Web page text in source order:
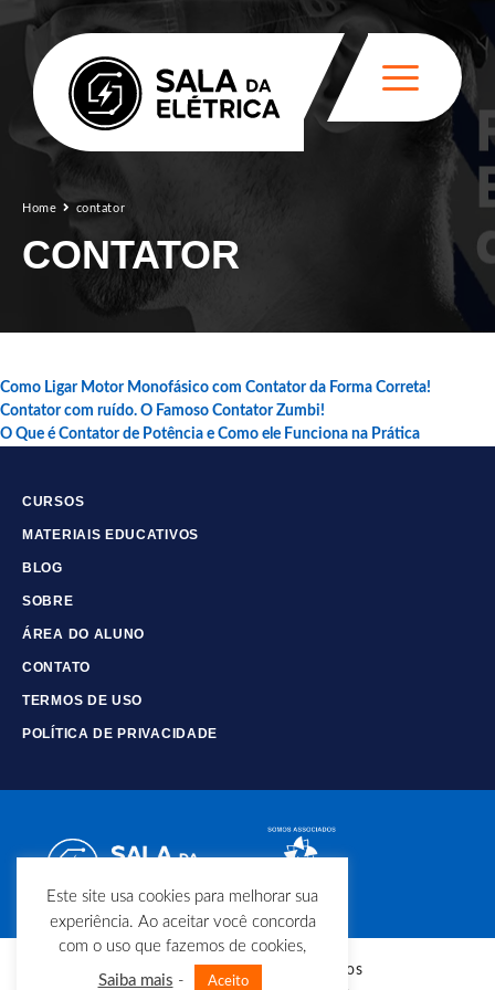
Home contator
CONTATOR
Como Ligar Motor Monofásico com Contator da Forma Correta!
Contator com ruído. O Famoso Contator Zumbi!
O Que é Contator de Potência e Como ele Funciona na Prática
CURSOS
MATERIAIS EDUCATIVOS
BLOG
SOBRE
ÁREA DO ALUNO
CONTATO
TERMOS DE USO
POLÍTICA DE PRIVACIDADE
© Copyright - Todos os direitos
Este site usa cookies para melhorar sua
experiência. Ao aceitar você concorda
com o uso que fazemos de cookies,
Saiba mais - Aceito